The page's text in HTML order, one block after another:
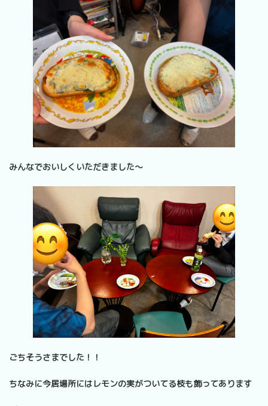
みんなでおいしくいただきました～
ごちそうさまでした！！
ちなみに今居場所にはレモンの実がついてる枝も飾ってあります